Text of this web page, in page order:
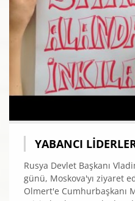
YABANCI
Rusya Devlet Başkanı
günü, Moskova'yı ziyaret
Olmert'e Cumhurbaşkanı